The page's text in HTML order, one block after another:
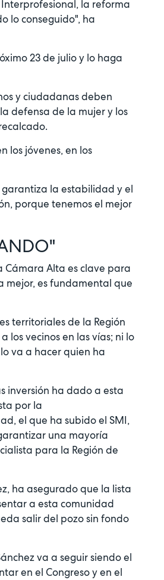
la reforma
lo conseguido", ha
23 de julio y lo haga
y ciudadanas deben
defensa de la mujer y los
los jóvenes, en los
garantiza la estabilidad y el
porque tenemos el mejor
Cámara Alta es clave para
mejor, es fundamental que
territoriales de la Región
los vecinos en las vías; ni lo
va a hacer quien ha
inversión ha dado a esta
por la
el que ha subido el SMI,
una mayoría
para la Región de
ha asegurado que la lista
a esta comunidad
salir del pozo sin fondo
va a seguir siendo el
en el Congreso y en el